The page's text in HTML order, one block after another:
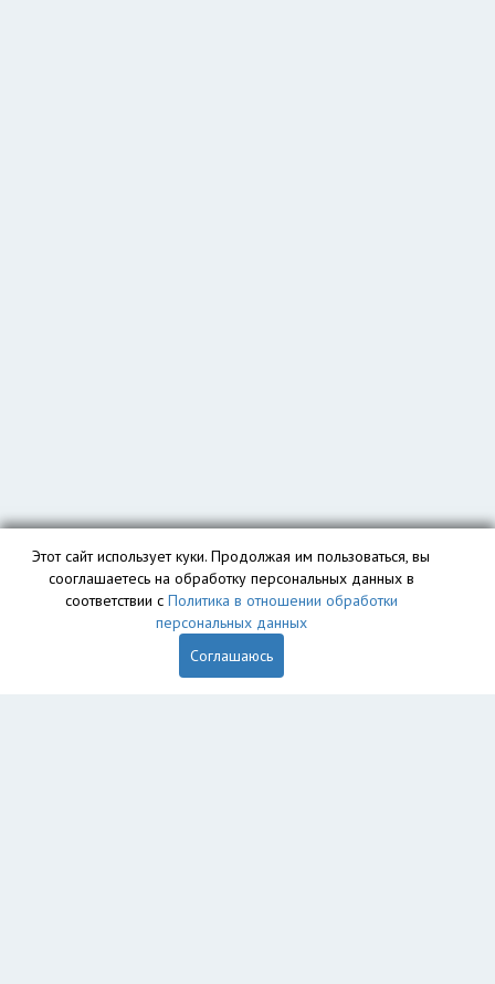
Этот сайт использует куки. Продолжая им пользоваться, вы
сооглашаетесь на обработку персональных данных в
соответствии с Политика в отношении обработки
персональных данных
Соглашаюсь